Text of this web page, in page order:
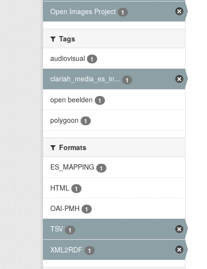
Open Images Project 1
Tags
audiovisual
1
clariah_media_es_in... 1
open beelden 1
polygoon 1
Formats
ES_MAPPING
1
HTML 1
OAI-PMH 1
TSV 1
XML2RDF 1